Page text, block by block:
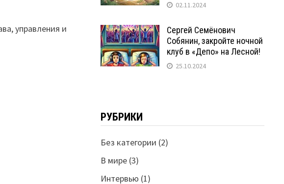
управления и
02.11.2024
Сергей Семёнович
Собянин, закройте ночной
клуб в «Депо» на Лесной!
25.10.2024
РУБРИКИ
Без категории (2)
В мире(3)
Интервью (1)